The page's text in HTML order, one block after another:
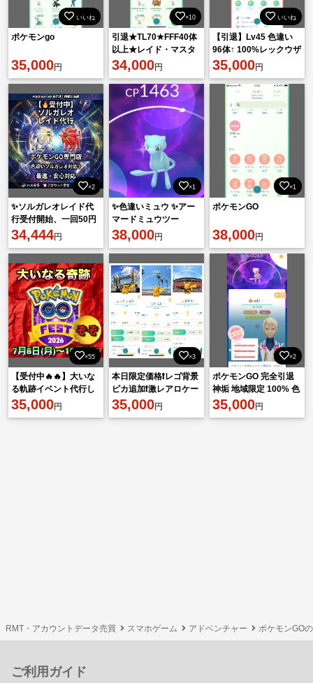
いいね
ポケモンgo
35,000円
×10
引退★TL70★FFF40体
以上★レイド・マスタ
ー向け★ミュウツー複
数★ザシアン★即戦力
34,000円
いいね
【引退】Lv45 色違い
96体↑ 100%レックウザ
色違い伝説多数 コスチ
ューム有
35,000円
×2
✨ソルガレオレイド代
行受付開始、一回50円
🎊
34,444円
×1
✨色違いミュウ ✨アー
マードミュウツー
✨100%ダークライ&色
違いダークライ
38,000円
×1
ポケモンGO
38,000円
×55
【受付中🔥🔥】大いな
る軌跡イベント代行し
ます‼︎🤗✨
35,000円
×3
本日限定価格❗️レゴ背景
ピカ追加❗️激レアロケー
ション背景多数❗️お買い
35,000円
×2
ポケモンGO 完全引退
神垢 地域限定 100% 色
違い多数
35,000円
RMT・アカウントデータ売買 スマホゲーム アドベンチャー ポケモンGO
ご利用ガイド